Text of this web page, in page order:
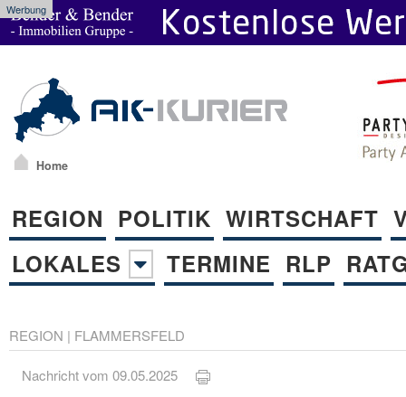
Werbung
Home
REGION POLITIK WIRTSCHAFT
LOKALES
TERMINE RLP
REGION | FLAMMERSFELD
Nachricht vom 09.05.2025